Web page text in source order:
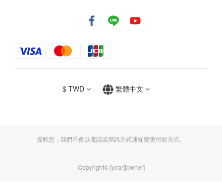
$ TWD 繁體中文
提醒您，我們不會以電話或簡訊方式通知變更付款方式。
Copyright© [year][owner]